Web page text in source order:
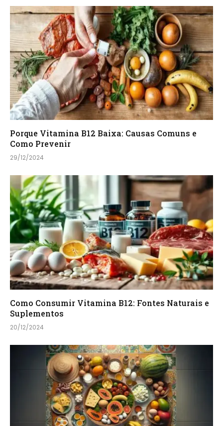
Porque Vitamina B12 Baixa: Causas Comuns e
Como Prevenir
29/12/2024
Como Consumir Vitamina B12: Fontes Naturais e
Suplementos
20/12/2024